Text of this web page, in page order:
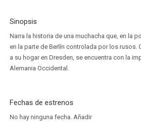
Sinopsis
Narra la historia de una muchacha que, en la
en la parte de Berlín controlada por los rusos.
a su hogar en Dresden, se encuentra con la
Alemania Occidental.
Fechas de estrenos
No hay ninguna fecha. Añadir